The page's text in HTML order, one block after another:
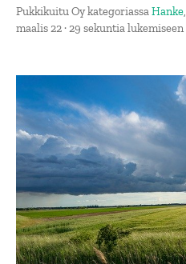
Pukkikuitu OykategoriassaHanke,
maalis 22 · 29 sekuntia lukemiseen